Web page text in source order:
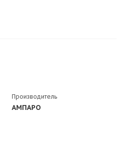
Производитель
АМПАРО